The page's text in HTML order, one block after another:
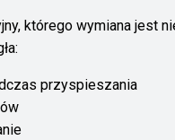
którego wymiana jest
przyspieszania